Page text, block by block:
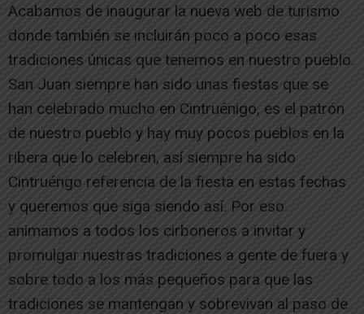
Acabamos de inaugurar la nueva web de turismo
donde también se incluirán poco a poco esas
tradiciones únicas que tenemos en nuestro pueblo.
San Juan siempre han sido unas fiestas que se
han celebrado mucho en Cintruénigo, es el patrón
de nuestro pueblo y hay muy pocos pueblos en la
ribera que lo celebren, así siempre ha sido
Cintruéngo referencia de la fiesta en estas fechas
y queremos que siga siendo así. Por eso
animamos a todos los cirboneros a invitar y
promulgar nuestras tradiciones a gente de fuera y
sobre todo a los más pequeños para que las
tradiciones se mantengan y sobrevivan al paso de